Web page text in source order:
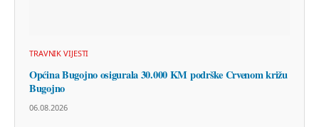
TRAVNIK VIJESTI
Općina Bugojno osigurala 30.000 KM podrške Crvenom križu
Bugojno
06.08.2026